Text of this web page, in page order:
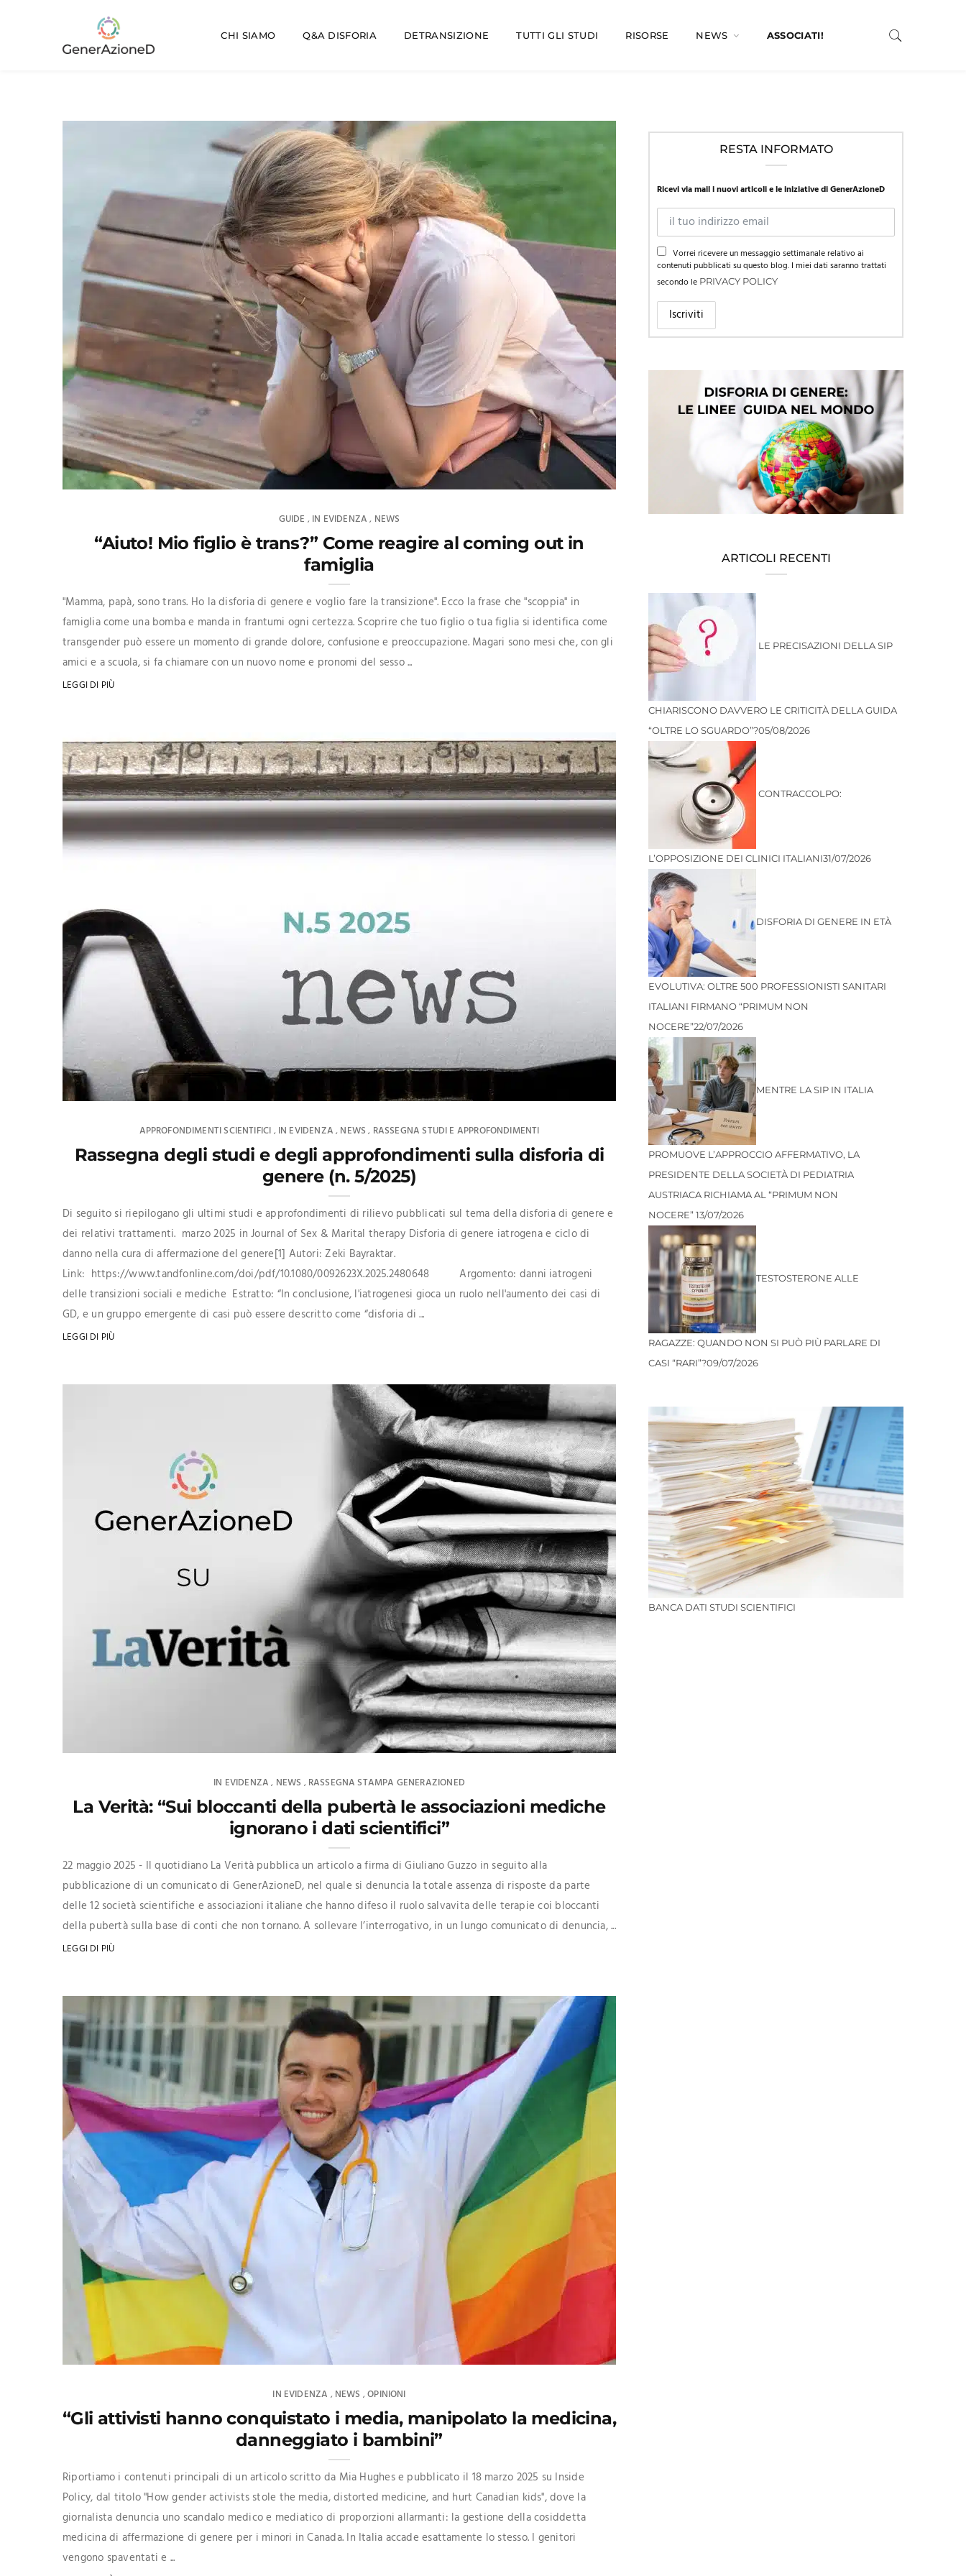
CHI SIAMO Q&A DISFORIA DETRANSIZIONE TUTTI GLI STUDI RISORSE NEWS ASSOCIATI!
GUIDE , IN EVIDENZA , NEWS
“Aiuto! Mio figlio è trans?” Come reagire al coming out in
famiglia
"Mamma, papà, sono trans. Ho la disforia di genere e voglio fare la transizione". Ecco la frase che "scoppia" in
famiglia come una bomba e manda in frantumi ogni certezza. Scoprire che tuo figlio o tua figlia si identifica come
transgender può essere un momento di grande dolore, confusione e preoccupazione. Magari sono mesi che, con gli
amici e a scuola, si fa chiamare con un nuovo nome e pronomi del sesso ...
LEGGI DI PIÙ
APPROFONDIMENTI SCIENTIFICI , IN EVIDENZA , NEWS , RASSEGNA STUDI E APPROFONDIMENTI
Rassegna degli studi e degli approfondimenti sulla disforia di
genere (n. 5/2025)
Di seguito si riepilogano gli ultimi studi e approfondimenti di rilievo pubblicati sul tema della disforia di genere e
dei relativi trattamenti. marzo 2025 in Journal of Sex & Marital therapy Disforia di genere iatrogena e ciclo di
danno nella cura di affermazione del genere[1] Autori: Zeki Bayraktar.
Link: https://www.tandfonline.com/doi/pdf/10.1080/0092623X.2025.2480648 Argomento: danni iatrogeni
delle transizioni sociali e mediche Estratto: “In conclusione, l'iatrogenesi gioca un ruolo nell'aumento dei casi di
GD, e un gruppo emergente di casi può essere descritto come “disforia di ...
LEGGI DI PIÙ
IN EVIDENZA , NEWS , RASSEGNA STAMPA GENERAZIONED
La Verità: “Sui bloccanti della pubertà le associazioni mediche
ignorano i dati scientifici”
22 maggio 2025 - Il quotidiano La Verità pubblica un articolo a firma di Giuliano Guzzo in seguito alla
pubblicazione di un comunicato di GenerAzioneD, nel quale si denuncia la totale assenza di risposte da parte
delle 12 società scientifiche e associazioni italiane che hanno difeso il ruolo salvavita delle terapie coi bloccanti
della pubertà sulla base di conti che non tornano. A sollevare l’interrogativo, in un lungo comunicato di denuncia, ...
LEGGI DI PIÙ
IN EVIDENZA , NEWS ,OPINIONI
“Gli attivisti hanno conquistato i media, manipolato la medicina,
danneggiato i bambini”
Riportiamo i contenuti principali di un articolo scritto da Mia Hughes e pubblicato il 18 marzo 2025 su Inside
Policy, dal titolo "How gender activists stole the media, distorted medicine, and hurt Canadian kids", dove la
giornalista denuncia uno scandalo medico e mediatico di proporzioni allarmanti: la gestione della cosiddetta
medicina di affermazione di genere per i minori in Canada. In Italia accade esattamente lo stesso. I genitori
vengono spaventati e ...
RESTA INFORMATO
Ricevi via mail i nuovi articoli e le iniziative di GenerAzioneD
Vorrei ricevere un messaggio settimanale relativo ai
contenuti pubblicati su questo blog. I miei dati saranno trattati
secondo le PRIVACY POLICY
ARTICOLI RECENTI
LE PRECISAZIONI DELLA SIP
CHIARISCONO DAVVERO LE CRITICITÀ DELLA GUIDA
“OLTRE LO SGUARDO”?05/08/2026
CONTRACCOLPO:
L’OPPOSIZIONE DEI CLINICI ITALIANI31/07/2026
DISFORIA DI GENERE IN ETÀ
EVOLUTIVA: OLTRE 500 PROFESSIONISTI SANITARI
ITALIANI FIRMANO “PRIMUM NON
NOCERE”22/07/2026
MENTRE LA SIP IN ITALIA
PROMUOVE L’APPROCCIO AFFERMATIVO, LA
PRESIDENTE DELLA SOCIETÀ DI PEDIATRIA
AUSTRIACA RICHIAMA AL “PRIMUM NON
NOCERE”13/07/2026
TESTOSTERONE ALLE
RAGAZZE: QUANDO NON SI PUÒ PIÙ PARLARE DI
CASI “RARI”?09/07/2026
BANCA DATI STUDI SCIENTIFICI